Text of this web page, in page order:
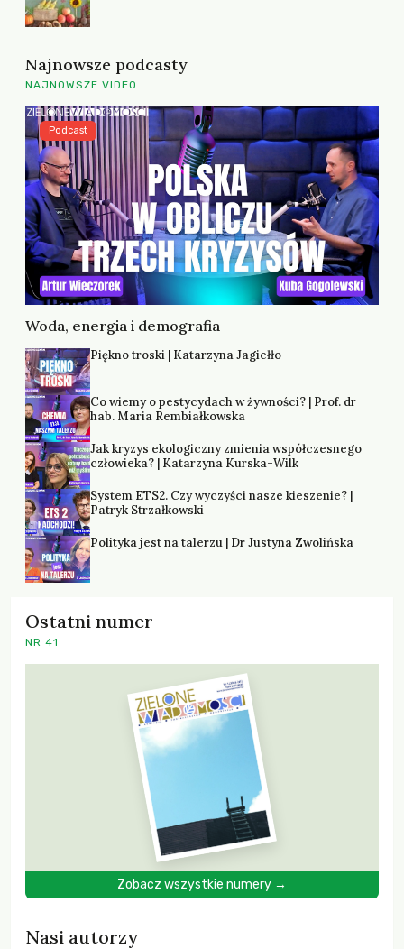
Najnowsze podcasty
NAJNOWSZE VIDEO
Woda, energia i demografia
Podcast
Piękno troski | Katarzyna Jagiełło
Co wiemy o pestycydach w żywności? | Prof. dr
hab. Maria Rembiałkowska
Jak kryzys ekologiczny zmienia współczesnego
człowieka? | Katarzyna Kurska-Wilk
System ETS2. Czy wyczyści nasze kieszenie? |
Patryk Strzałkowski
Polityka jest na talerzu | Dr Justyna Zwolińska
Ostatni numer
NR 41
Zobacz wszystkie numery →
Nasi autorzy